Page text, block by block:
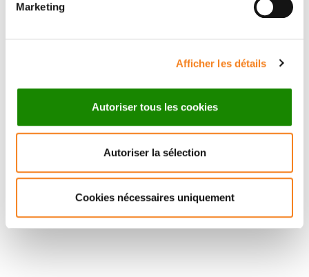
Marketing
Afficher les détails
Autoriser tous les cookies
Autoriser la sélection
Cookies nécessaires uniquement
Advanced Training Office / Direction de